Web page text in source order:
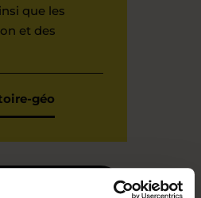
que les
et des
géo